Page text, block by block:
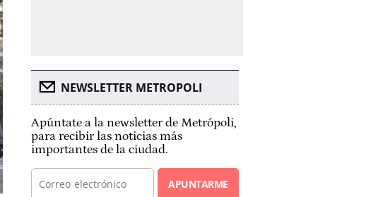
NEWSLETTER METROPOLI
Apúntate a la newsletter de Metrópoli,
para recibir las noticias más
importantes de la ciudad.
APUNTARME